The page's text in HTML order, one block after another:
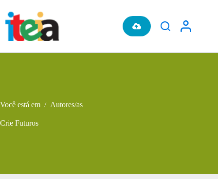
para
conteúdo
Você está em / Autores/as
Crie Futuros